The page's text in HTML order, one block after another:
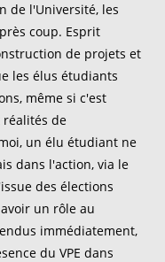
de l'Université, les
coup. Esprit
de projets et
les élus étudiants
même si c'est
réalités de
un élu étudiant ne
dans l'action, via le
des élections
un rôle au
immédiatement,
du VPE dans